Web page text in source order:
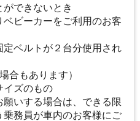
ができないとき
ベビーカーをご利用のお客
定ベルトが２台分使用され
合もあります）
イズのもの
いする場合は、できる限
乗務員が車内のお客様にご